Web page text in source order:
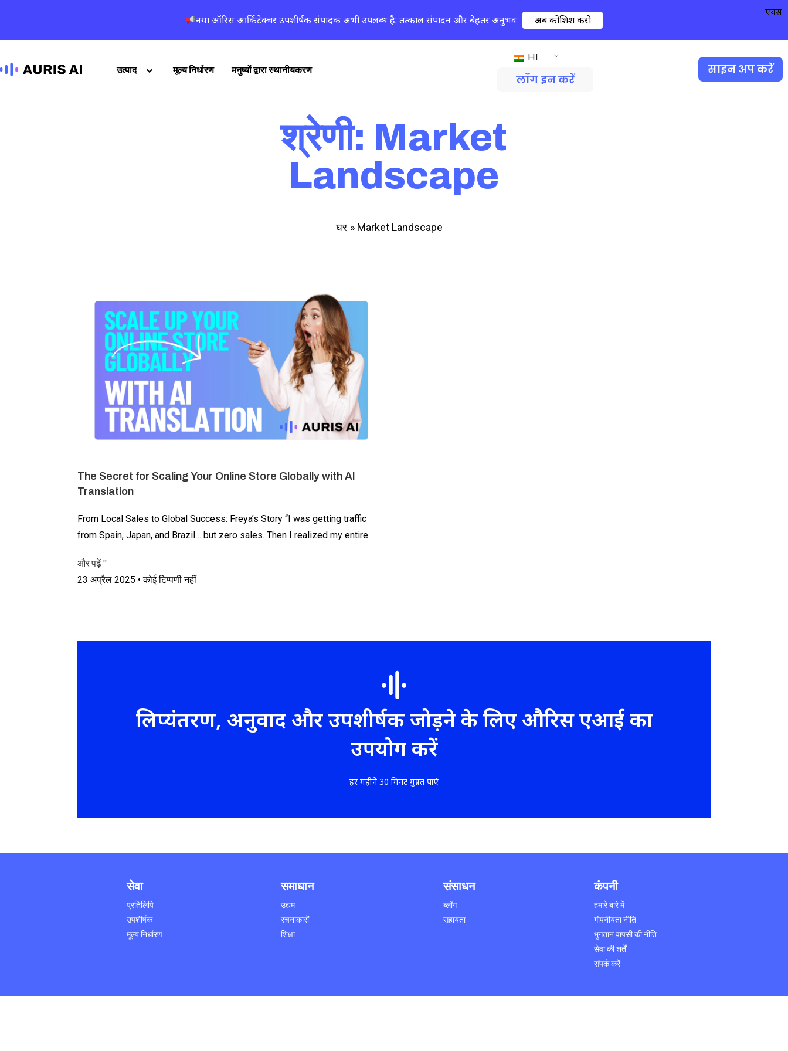
उत्पाद मूल्य निर्धारण मनुष्यों द्वारा स्थानीयकरण
HI
लॉग इन करें
साइन अप करें
श्रेणी: Market
Landscape
घर » Market Landscape
The Secret for Scaling Your Online Store Globally with AI
Translation
From Local Sales to Global Success: Freya’s Story “I was getting traffic
from Spain, Japan, and Brazil… but zero sales. Then I realized my entire
और पढ़ें "
23 अप्रैल 2025 कोई टिप्पणी नहीं
लिप्यंतरण, अनुवाद और उपशीर्षक जोड़ने के लिए औरिस एआई का
उपयोग करें
हर महीने 30 मिनट मुफ़्त पाएं
सेवा
प्रतिलिपि
उपशीर्षक
मूल्य निर्धारण
समाधान
उद्यम
रचनाकारों
शिक्षा
संसाधन
ब्लॉग
सहायता
कंपनी
हमारे बारे में
गोपनीयता नीति
भुगतान वापसी की नीति
सेवा की शर्तें
संपर्क करें
नया ऑरिस आर्किटेक्चर उपशीर्षक संपादक अभी उपलब्ध है: तत्काल संपादन और बेहतर अनुभव अब कोशिश करो
एक्स